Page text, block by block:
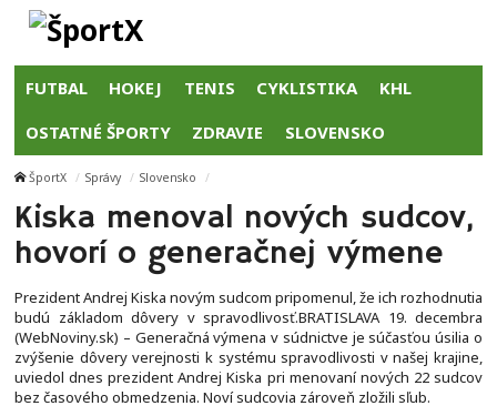
FUTBAL HOKEJ TENIS CYKLISTIKA KHL
OSTATNÉ ŠPORTY ZDRAVIE SLOVENSKO
ŠportX Správy Slovensko
Kiska menoval nových sudcov,
hovorí o generačnej výmene
Prezident Andrej Kiska novým sudcom pripomenul, že ich rozhodnutia
budú základom dôvery v spravodlivosť.BRATISLAVA 19. decembra
(WebNoviny.sk) – Generačná výmena v súdnictve je súčasťou úsilia o
zvýšenie dôvery verejnosti k systému spravodlivosti v našej krajine,
uviedol dnes prezident Andrej Kiska pri menovaní nových 22 sudcov
bez časového obmedzenia. Noví sudcovia zároveň zložili sľub.